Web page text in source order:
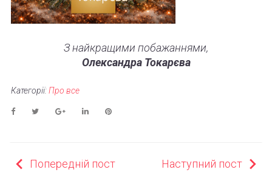
З найкращими побажаннями,
Олександра Токарєва
Категорії:Про все
FacebookTwitter Google+ LinkedIn
НАВІГАЦІЯ
Попередній пост Наступний пост